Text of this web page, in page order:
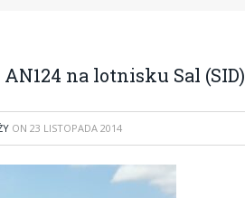
na lotnisku Sal (SID)
ON 23 LISTOPADA 2014